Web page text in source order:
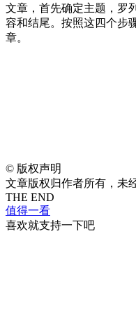
文章，首先确定主题，罗
容和结尾。按照这四个步
章。
© 版权声明
文章版权归作者所有，未
THE END
值得一看
喜欢就支持一下吧